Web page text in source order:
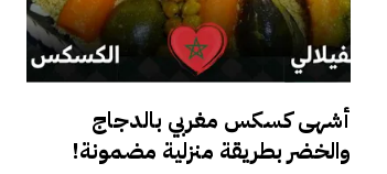
أشهى كسكس مغربي بالدجاج
والخضر بطريقة منزلية مضمونة!